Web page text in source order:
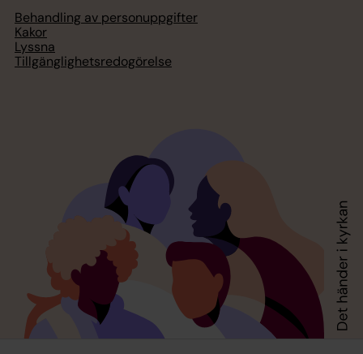
Behandling av personuppgifter
Kakor
Lyssna
Tillgänglighetsredogörelse